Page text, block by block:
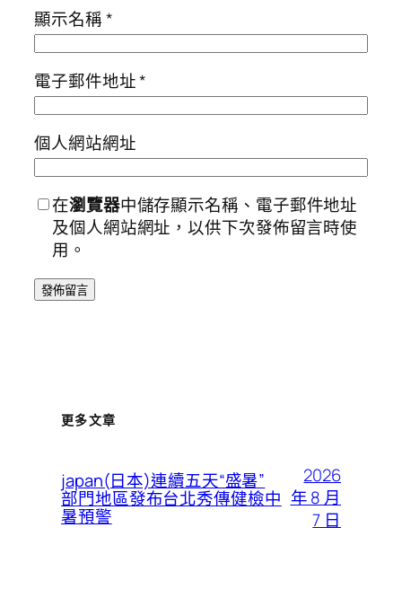
顯示名稱*
電子郵件地址*
個人網站網址
在瀏覽器中儲存顯示名稱、電子郵件地址
及個人網站網址，以供下次發佈留言時使
用。
更多文章
japan(日本)連續五天“盛暑”
部門地區發布台北秀傳健檢中
暑預警
2026
年 8 月
7 日